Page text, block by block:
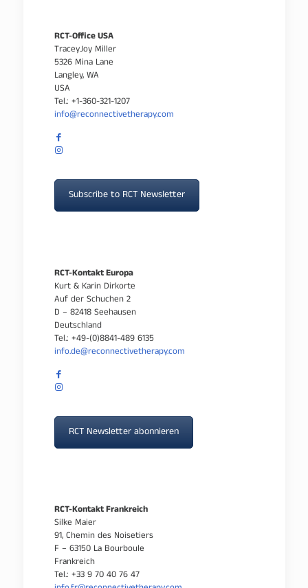
RCT-Office USA
TraceyJoy Miller
5326 Mina Lane
Langley, WA
USA
Tel.: +1-360-321-1207
info@reconnectivetherapy.com
Subscribe to RCT Newsletter
RCT-Kontakt Europa
Kurt & Karin Dirkorte
Auf der Schuchen 2
D – 82418 Seehausen
Deutschland
Tel.: +49-(0)8841-489 6135
info.de@reconnectivetherapy.com
RCT Newsletter abonnieren
RCT-Kontakt Frankreich
Silke Maier
91, Chemin des Noisetiers
F – 63150 La Bourboule
Frankreich
Tel.: +33 9 70 40 76 47